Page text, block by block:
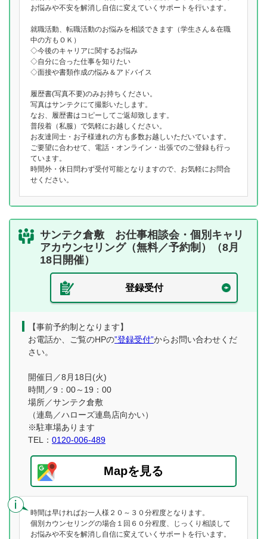
お悩みや不安を解消し自信に変えていくサポートを行います。
就職活動、転職活動のお悩みを相談できます（学生さん＆在職
中の方もＯＫ）
◇今後のキャリアに関するお悩み
◇自分に合った仕事を知りたい
◇面接や書類作成の悩み＆アドバイス
履歴書(写真不要)のみお持ちください。
写真はサンテクにて撮影いたします。
なお、履歴書はコピーしてご返却致します。
普段着（私服）で気軽にお越しください。
お友達同士・お子様連れの方も多数お越しいただいています。
ご要望に合わせて、電話・オンライン・出張でのご登録も行っ
ています。
時間外・休日問わず受付可能となりますので、お気軽にお問合
せください。
サンテク倉敷 お仕事相談会・個別キャリ
アカウンセリング（無料／予約制）（8月
18日開催）
登録受付
【事前予約制となります】
お電話か、ご覧のHPの”登録受付”からお問い合わせくだ
さい。
開催日／8月18日(火)
時間／9：00～19：00
場所／サンテク倉敷
（連島／ハローズ連島店向かい）
※駐車場あります
TEL： 0120-006-489
Mapを見る
時間は早ければお一人様２０～３０分程度となります。
個別カウンセリングの場合１回６０分程度、じっくり相談して
お悩みや不安を解消し自信に変えていくサポートを行います。